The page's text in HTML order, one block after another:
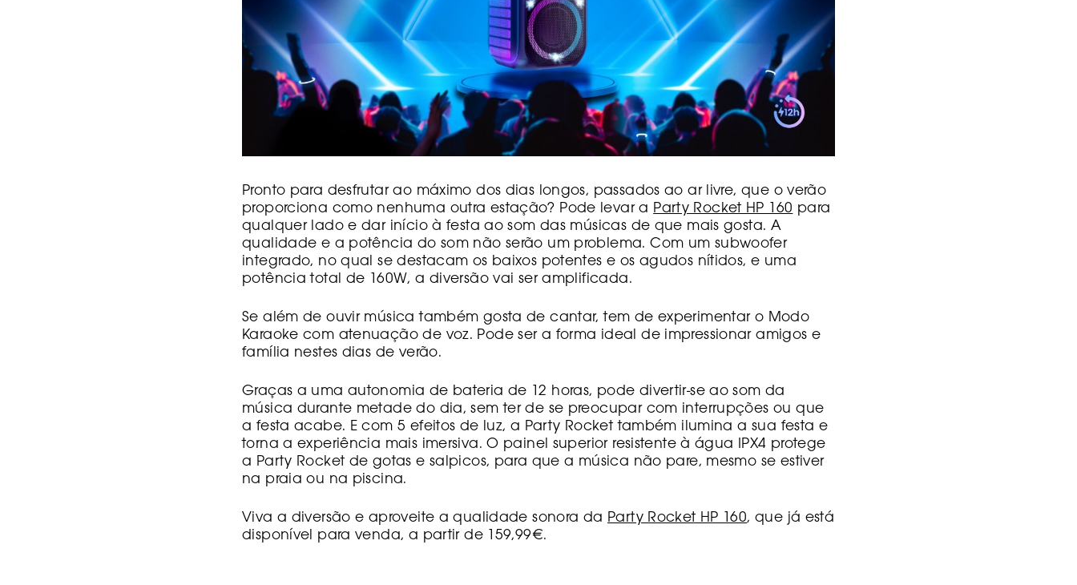
Pronto para desfrutar ao máximo dos dias longos, passados ao ar livre, que o verão
proporciona como nenhuma outra estação? Pode levar a Party Rocket HP 160 para
qualquer lado e dar início à festa ao som das músicas de que mais gosta. A
qualidade e a potência do som não serão um problema. Com um subwoofer
integrado, no qual se destacam os baixos potentes e os agudos nítidos, e uma
potência total de 160W, a diversão vai ser amplificada.
Se além de ouvir música também gosta de cantar, tem de experimentar o Modo
Karaoke com atenuação de voz. Pode ser a forma ideal de impressionar amigos e
família nestes dias de verão.
Graças a uma autonomia de bateria de 12 horas, pode divertir-se ao som da
música durante metade do dia, sem ter de se preocupar com interrupções ou que
a festa acabe. E com 5 efeitos de luz, a Party Rocket também ilumina a sua festa e
torna a experiência mais imersiva. O painel superior resistente à água IPX4 protege
a Party Rocket de gotas e salpicos, para que a música não pare, mesmo se estiver
na praia ou na piscina.
Viva a diversão e aproveite a qualidade sonora da Party Rocket HP 160, que já está
disponível para venda, a partir de 159,99€.